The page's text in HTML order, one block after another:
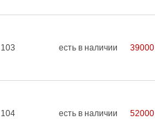
103 есть в наличии 39000
104 есть в наличии 52000